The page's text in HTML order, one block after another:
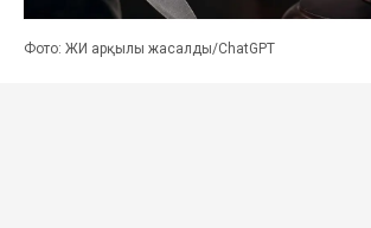
Фото: ЖИ арқылы жасалды/ChatGPT